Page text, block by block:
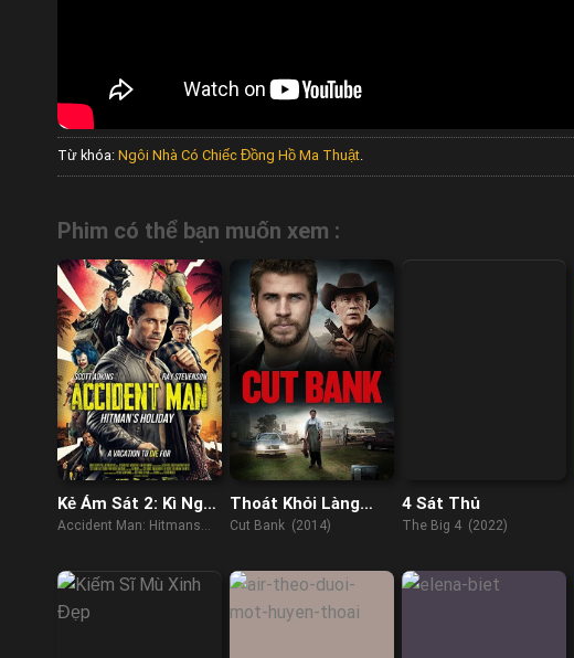
Từ khóa: Ngôi Nhà Có Chiếc Đồng Hồ Ma Thuật
Phim có thể bạn muốn xem :
Kẻ Ám Sát 2: Kì Nghỉ
Của Sát Thủ
Accident Man: Hitmans
Thoát Khỏi Làng
Quê
Cut Bank (2014)
4 Sát Thủ
The Big 4 (2022)